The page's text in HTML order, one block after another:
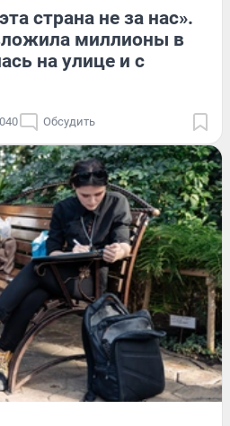
страна не за нас».
миллионы в
на улице и с
Обсудить